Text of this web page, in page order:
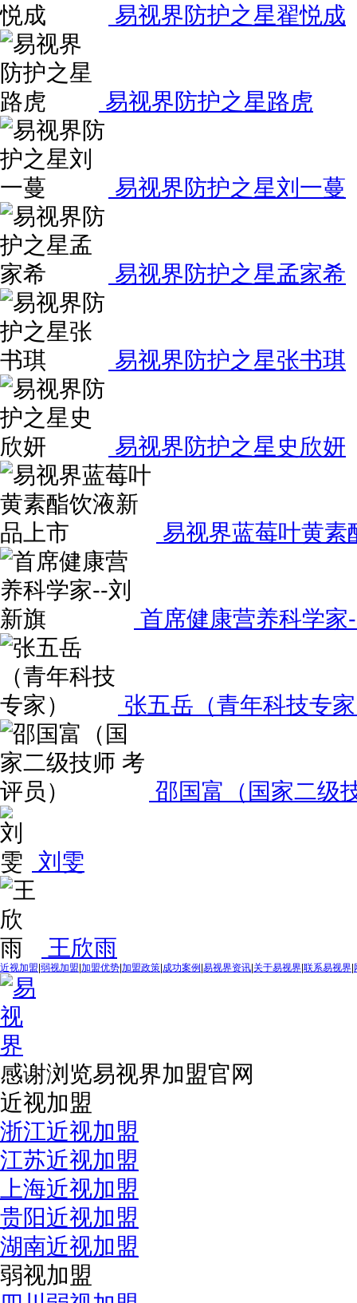
易视界防护之星翟悦成
易视界防护之星路虎
易视界防护之星刘一蔓
易视界防护之星孟家希
易视界防护之星张书琪
易视界防护之星史欣妍
易视界蓝莓叶黄素
首席健康营养科学家
张五岳（青年科技专
邵国富（国家二级
刘雯
王欣雨
近视加盟 弱视加盟 加盟优势 加盟政策 成功案例 易视界资讯 关于易视界 联系易视界
感谢浏览易视界加盟官网
近视加盟
浙江近视加盟
江苏近视加盟
上海近视加盟
贵阳近视加盟
湖南近视加盟
弱视加盟